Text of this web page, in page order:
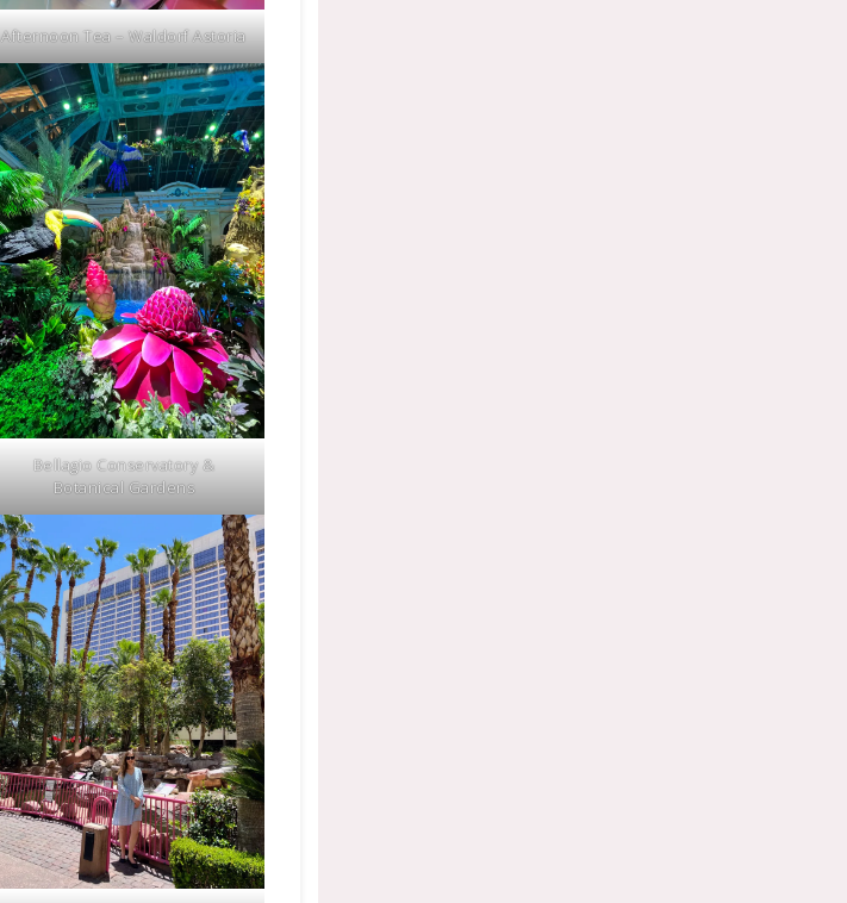
Afternoon Tea – Waldorf Astoria
Bellagio Conservatory &
Botanical Gardens